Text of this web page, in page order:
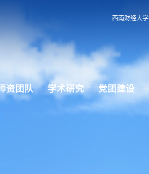
西南财经大学
资团队 学术研究 党团建设